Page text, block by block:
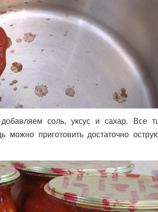
соль, уксус и сахар. Все
приготовить достаточно